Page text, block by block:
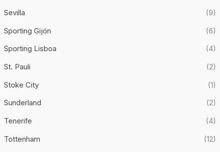
Sevilla (9)
Sporting Gijón (6)
Sporting Lisboa (4)
St. Pauli (2)
Stoke City (1)
Sunderland (2)
Tenerife (4)
Tottenham (12)